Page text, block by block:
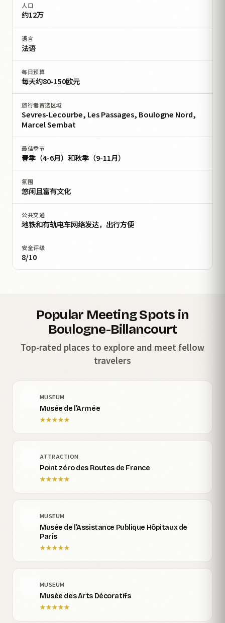
人口
约12万
语言
法语
每日预算
每天约80-150欧元
旅行者首选区域
Sevres-Lecourbe, Les Passages, Boulogne Nord,
Marcel Sembat
最佳季节
春季（4-6月）和秋季（9-11月）
氛围
悠闲且富有文化
公共交通
地铁和有轨电车网络发达，出行方便
安全评级
8/10
Popular Meeting Spots in
Boulogne-Billancourt
Top-rated places to explore and meet fellow
travelers
MUSEUM
Musée de l'Armée
★★★★★
ATTRACTION
Point zéro des Routes de France
★★★★★
MUSEUM
Musée de l'Assistance Publique Hôpitaux de
Paris
★★★★★
MUSEUM
Musée des Arts Décoratifs
★★★★★